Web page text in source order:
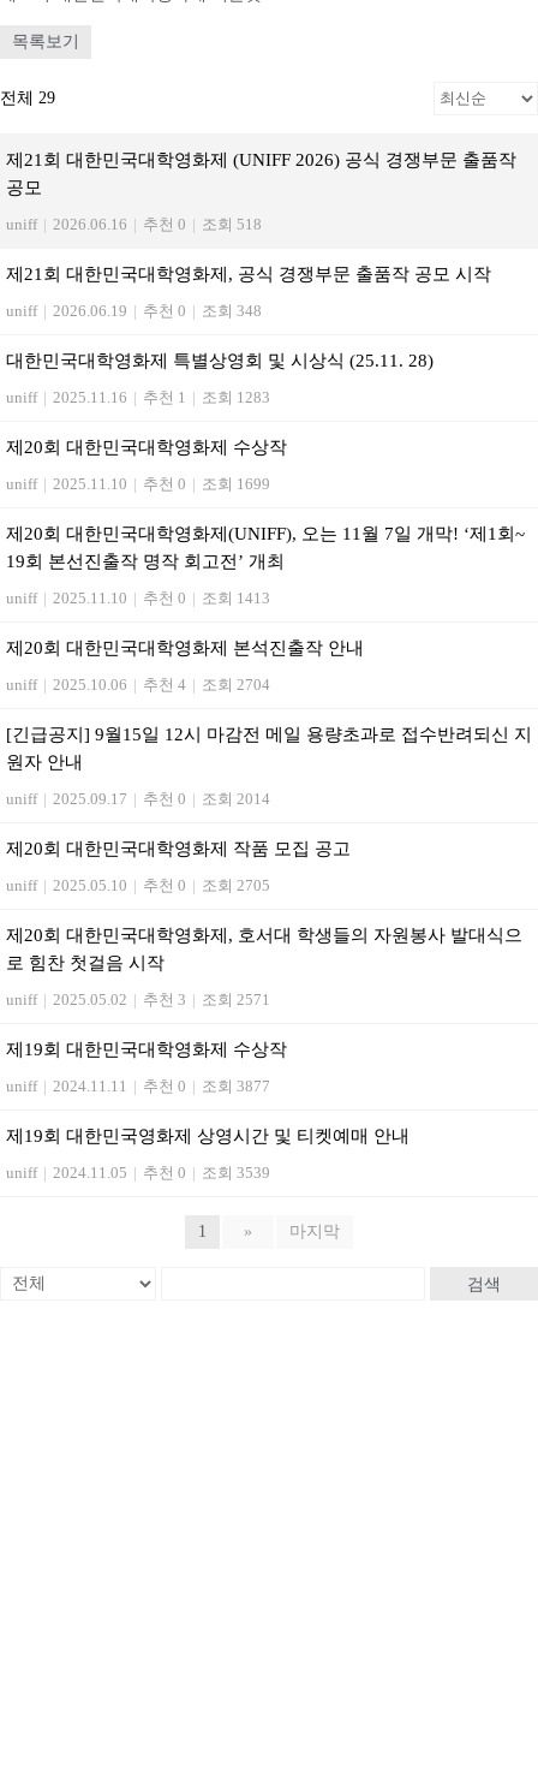
목록보기
전체 29
제21회 대한민국대학영화제 (UNIFF 2026) 공식 경쟁부문 출품작
공모
uniff | 2026.06.16 | 추천 0 | 조회 518
제21회 대한민국대학영화제, 공식 경쟁부문 출품작 공모 시작
uniff | 2026.06.19 | 추천 0 | 조회 348
대한민국대학영화제 특별상영회 및 시상식 (25.11. 28)
uniff | 2025.11.16 | 추천 1 | 조회 1283
제20회 대한민국대학영화제 수상작
uniff | 2025.11.10 | 추천 0 | 조회 1699
제20회 대한민국대학영화제(UNIFF), 오는 11월 7일 개막! ‘제1회~
19회 본선진출작 명작 회고전’ 개최
uniff | 2025.11.10 | 추천 0 | 조회 1413
제20회 대한민국대학영화제 본석진출작 안내
uniff | 2025.10.06 | 추천 4 | 조회 2704
[긴급공지] 9월15일 12시 마감전 메일 용량초과로 접수반려되신 지
원자 안내
uniff | 2025.09.17 | 추천 0 | 조회 2014
제20회 대한민국대학영화제 작품 모집 공고
uniff | 2025.05.10 | 추천 0 | 조회 2705
제20회 대한민국대학영화제, 호서대 학생들의 자원봉사 발대식으
로 힘찬 첫걸음 시작
uniff | 2025.05.02 | 추천 3 | 조회 2571
제19회 대한민국대학영화제 수상작
uniff | 2024.11.11 | 추천 0 | 조회 3877
제19회 대한민국영화제 상영시간 및 티켓예매 안내
uniff | 2024.11.05 | 추천 0 | 조회 3539
1 » 마지막
검색